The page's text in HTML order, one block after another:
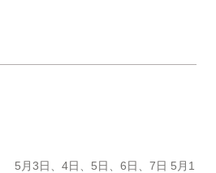
5月3日、4日、5日、6日、7日 5月1